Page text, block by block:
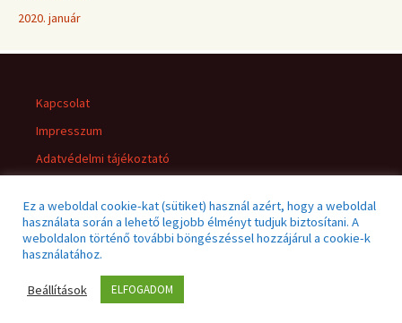
2020. január
Kapcsolat
Impresszum
Adatvédelmi tájékoztató
Adatvédelmi tájékoztató Büszke üzemeltető: WordPress
Ez a weboldal cookie-kat (sütiket) használ azért, hogy a weboldal
használata során a lehető legjobb élményt tudjuk biztosítani. A
weboldalon történő további böngészéssel hozzájárul a cookie-k
használatához.
Beállítások ELFOGADOM